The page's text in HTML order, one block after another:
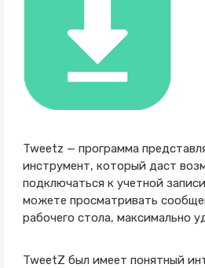
Tweetz — программа
инструмент, который даст
подключаться к учетной
можете просматривать
рабочего стола, максимально
TweetZ был имеет понятный